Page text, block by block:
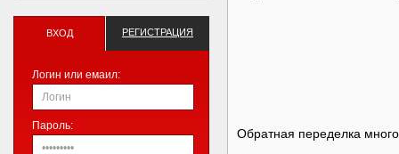
Обратная переделка
ВХОД РЕГИСТРАЦИЯ
Логин или емаил:
Пароль: